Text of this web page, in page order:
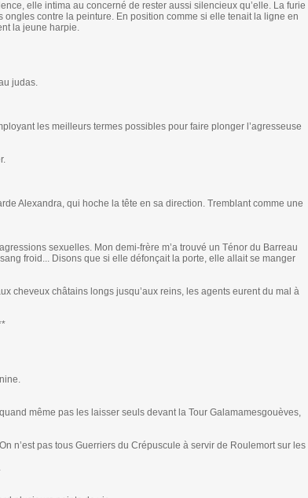
elle intima au concerné de rester aussi silencieux qu’elle. La furie
contre la peinture. En position comme si elle tenait la ligne en
la jeune harpie.
judas.
les meilleurs termes possibles pour faire plonger l’agresseuse
Alexandra, qui hoche la tête en sa direction. Tremblant comme une
sexuelles. Mon demi-frère m’a trouvé un Ténor du Barreau
froid... Disons que si elle défonçait la porte, elle allait se manger
cheveux châtains longs jusqu’aux reins, les agents eurent du mal à
même pas les laisser seuls devant la Tour Galamamesgouèves,
n’est pas tous Guerriers du Crépuscule à servir de Roulemort sur les